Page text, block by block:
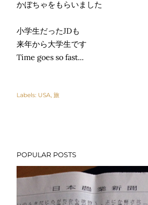
かぼちゃをもらいました
小学生だったJDも
来年から大学生です
Time goes so fast...
Labels: USA 旅
POPULAR POSTS